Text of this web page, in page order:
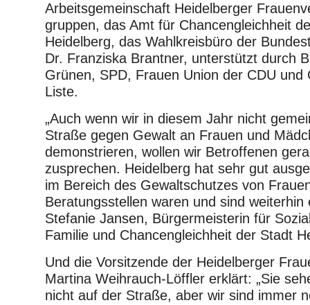
Arbeitsgemeinschaft Heidelberger
gruppen, das Amt für Chancengleichheit
Heidelberg, das Wahlkreisbüro der
Dr. Franziska Brantner, unterstützt durch
Grünen, SPD, Frauen Union der CDU und
Liste.
„Auch wenn wir in diesem Jahr nicht
Straße gegen Gewalt an Frauen und
demonstrieren, wollen wir Betroffenen
zusprechen. Heidelberg hat sehr gut
im Bereich des Gewaltschutzes von
Beratungsstellen waren und sind weiterhin
Stefanie Jansen, Bürgermeisterin für
Familie und Chancengleichheit der Stadt
Und die Vorsitzende der Heidelberger
Martina Weihrauch-Löffler erklärt: „Sie
nicht auf der Straße, aber wir sind immer